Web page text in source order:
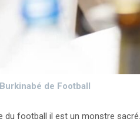
de Football
du football il est un monstre sacré.